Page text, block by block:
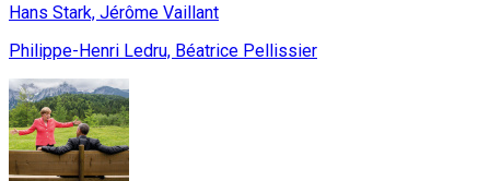
Hans Stark, Jérôme Vaillant
Philippe-Henri Ledru, Béatrice Pellissier